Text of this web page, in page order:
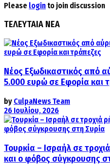
Please login to join discussion
ΤΕΛΕΥΤΑΙΑ ΝΕΑ
Νέος Εξωδικαστικός από
5.000 ευρώ σε Εφορία και
by CulpaNews Team
26 Ιουλίου, 2026
Τουρκία – Ισραήλ σε
και ο φόβος σύγκρουσης